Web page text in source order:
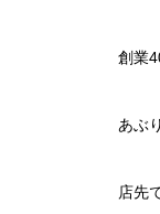
創業
あぶ
店先